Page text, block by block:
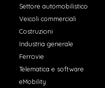
Settore automobilistico
Veicoli commerciali
Costruzioni
Industria generale
Ferrovie
Telematica e software
eMobility